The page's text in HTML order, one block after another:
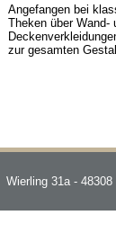
Angefangen bei
Theken über Wand-
zur gesamten
Wierling 31a - 48308